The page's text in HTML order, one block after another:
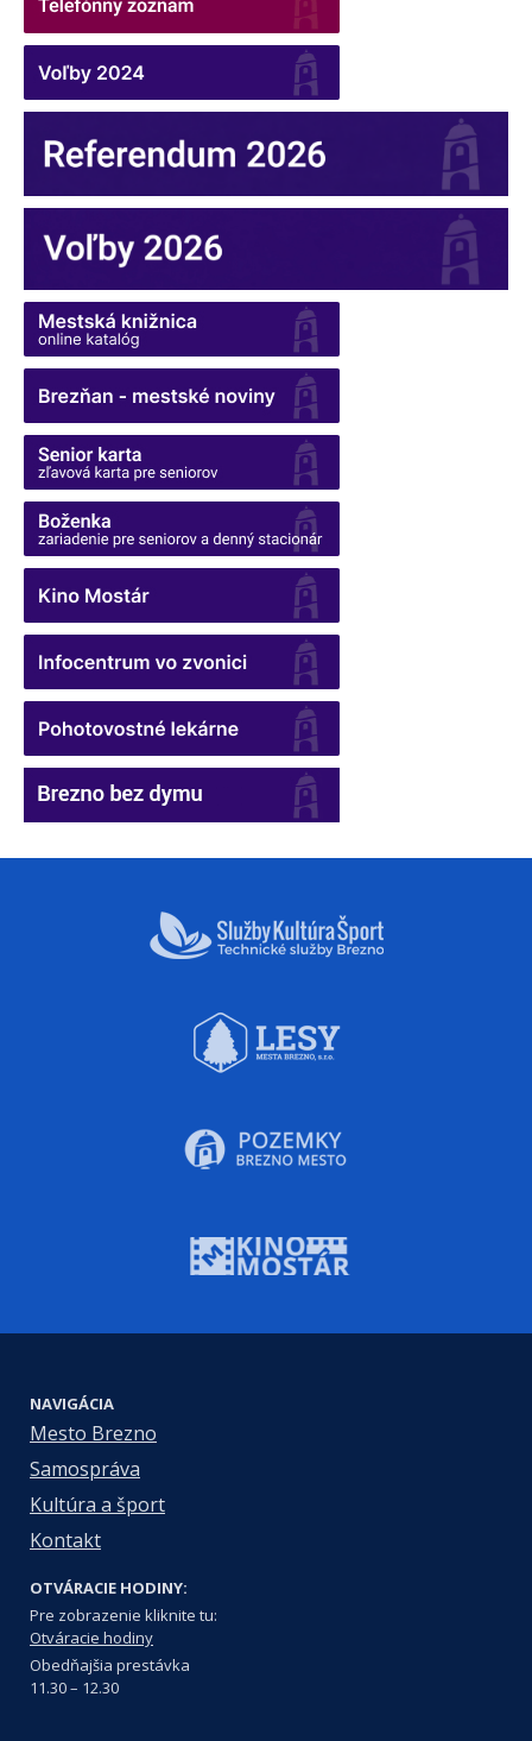
NAVIGÁCIA
Mesto Brezno
Samospráva
Kultúra a šport
Kontakt
OTVÁRACIE HODINY:
Pre zobrazenie kliknite tu:
Otváracie hodiny
Obedňajšia prestávka
11.30 – 12.30